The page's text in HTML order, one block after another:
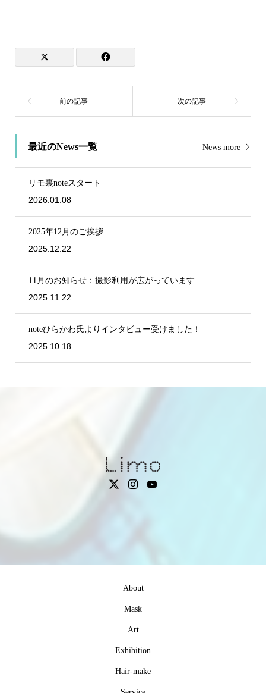
最近のNews一覧 News more
リモ裏noteスタート
2026.01.08
2025年12月のご挨拶
2025.12.22
11月のお知らせ：撮影利用が広がっています
2025.11.22
noteひらかわ氏よりインタビュー受けました！
2025.10.18
About
Mask
Art
Exhibition
Hair-make